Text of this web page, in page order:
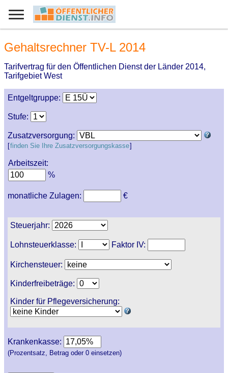
Gehaltsrechner TV-L 2014
Tarifvertrag für den Öffentlichen Dienst der Länder 2014,
Tarifgebiet West
Entgeltgruppe:
Stufe:
Zusatzversorgung:
[finden Sie Ihre Zusatzversorgungskasse]
Arbeitszeit:
%
monatliche Zulagen: €
Steuerjahr:
Lohnsteuerklasse: Faktor IV:
Kirchensteuer:
Kinderfreibeträge:
Kinder für Pflegeversicherung:
Krankenkasse:
(Prozentsatz, Betrag oder 0 einsetzen)